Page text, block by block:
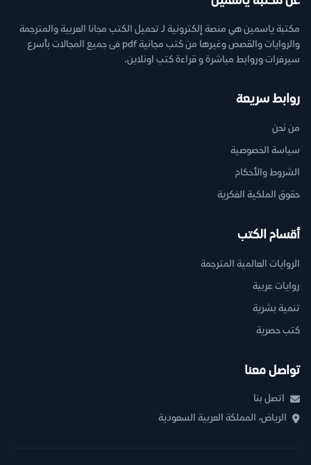
مكتبة ياسمين هي منصة إلكترونية لـ تحميل الكتب مجانا العربية والمترجمة
والروايات والقصص وغيرها من كتب مجانية pdf فى جميع المجالات بأسرع
سيرفرات وروابط مباشرة و قراءة كتب اونلاين.
روابط سريعة
من نحن
سياسة الخصوصية
الشروط والأحكام
حقوق الملكية الفكرية
أقسام الكتب
الروايات العالمية المترجمة
روايات عربية
تنمية بشرية
كتب حصرية
تواصل معنا
اتصل بنا
الرياض، المملكة العربية السعودية